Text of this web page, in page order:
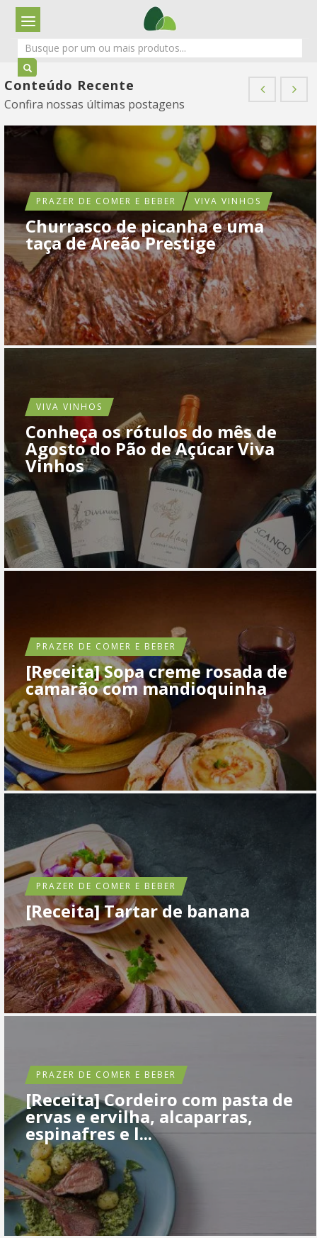
Conteúdo Recente
Confira nossas últimas postagens
PRAZER DE COMER E BEBER VIVA VINHOS
Churrasco de picanha e uma
taça de Areão Prestige
VIVA VINHOS
Conheça os rótulos do mês de
Agosto do Pão de Açúcar Viva
Vinhos
PRAZER DE COMER E BEBER
[Receita] Sopa creme rosada de
camarão com mandioquinha
PRAZER DE COMER E BEBER
[Receita] Tartar de banana
PRAZER DE COMER E BEBER
[Receita] Cordeiro com pasta de
ervas e ervilha, alcaparras,
espinafres e l...